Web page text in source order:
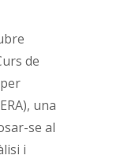
de
una
se al
i